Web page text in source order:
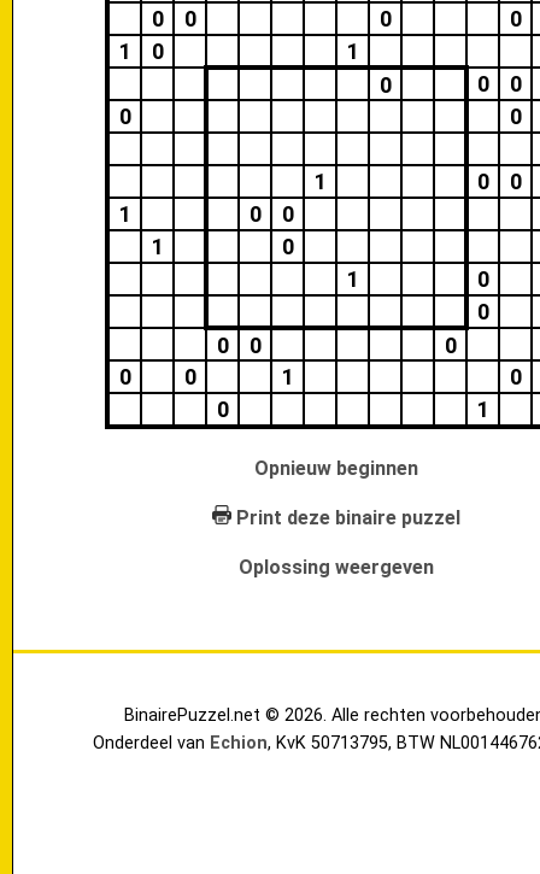
0
0 0
0
1
0
1
0
0
0
0
0
1 0
0
1
0
0
1
0
1
0
0
0
0
0
0
0 1
0
0
1
Opnieuw beginnen
Print deze binaire puzzel
Oplossing weergeven
BinairePuzzel.net © 2026. Alle rechten
Onderdeel van Echion, KvK 50713795, BTW